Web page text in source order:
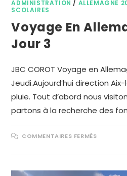
ADMINISTRATION / ALLEMAGNE
SCOLAIRES
Voyage En
Jour 3
JBC COROT Voyage en
Jeudi.Aujourd’hui direction
pluie. Tout d’abord nous
partons à la recherche des
COMMENTAIRES FERMÉS